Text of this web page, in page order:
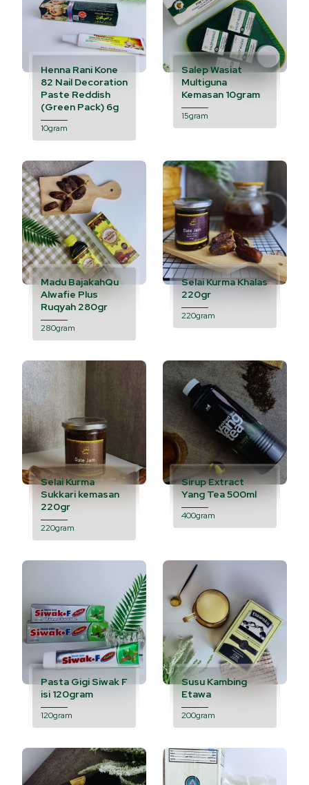
Henna Rani Kone
82 Nail Decoration
Paste Reddish
(Green Pack) 6g
10gram
Salep Wasiat
Multiguna
Kemasan 10gram
15gram
Madu BajakahQu
Alwafie Plus
Ruqyah 280gr
280gram
Selai Kurma Khalas
220gr
220gram
Selai Kurma
Sukkari kemasan
220gr
220gram
Sirup Extract
Yang Tea 500ml
400gram
Pasta Gigi Siwak F
isi 120gram
120gram
Susu Kambing
Etawa
200gram